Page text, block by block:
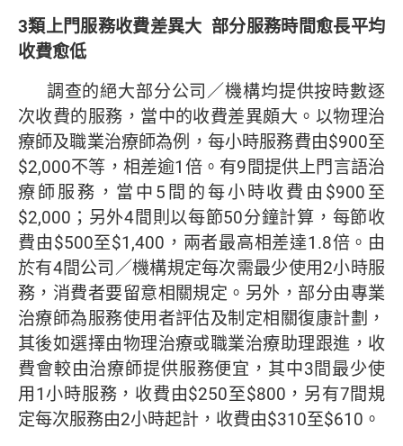
3類上門服務收費差異大 部分服務時間愈長平均
收費愈低
調查的絕大部分公司／機構均提供按時數逐
次收費的服務，當中的收費差異頗大。以物理治
療師及職業治療師為例，每小時服務費由$900至
$2,000不等，相差逾1倍。有9間提供上門言語治
療師服務，當中5間的每小時收費由$900至
$2,000；另外4間則以每節50分鐘計算，每節收
費由$500至$1,400，兩者最高相差達1.8倍。由
於有4間公司／機構規定每次需最少使用2小時服
務，消費者要留意相關規定。另外，部分由專業
治療師為服務使用者評估及制定相關復康計劃，
其後如選擇由物理治療或職業治療助理跟進，收
費會較由治療師提供服務便宜，其中3間最少使
用1小時服務，收費由$250至$800，另有7間規
定每次服務由2小時起計，收費由$310至$610。